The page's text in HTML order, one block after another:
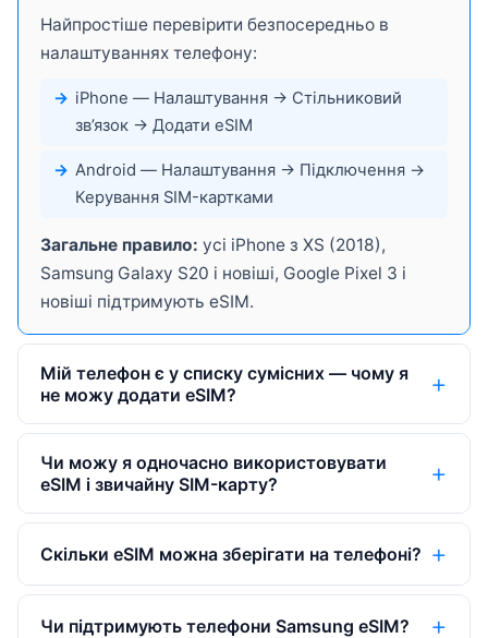
Найпростіше перевірити безпосередньо в
налаштуваннях телефону:
iPhone — Налаштування → Стільниковий
зв’язок → Додати eSIM
Android — Налаштування → Підключення →
Керування SIM-картками
Загальне правило: усі iPhone з XS (2018),
Samsung Galaxy S20 і новіші, Google Pixel 3 і
новіші підтримують eSIM.
Мій телефон є у списку сумісних — чому я
не можу додати eSIM?
Чи можу я одночасно використовувати
eSIM і звичайну SIM-карту?
Скільки eSIM можна зберігати на телефоні?
Чи підтримують телефони Samsung eSIM?